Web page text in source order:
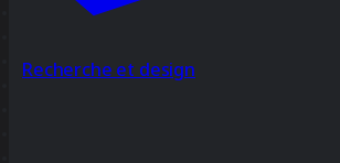
Recherche et design